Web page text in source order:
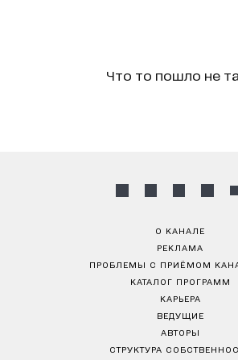
Что то пошло не
О КАНАЛЕ
РЕКЛАМА
ПРОБЛЕМЫ С ПРИЁМОМ
КАТАЛОГ ПРОГРАММ
КАРЬЕРА
ВЕДУЩИЕ
АВТОРЫ
СТРУКТУРА